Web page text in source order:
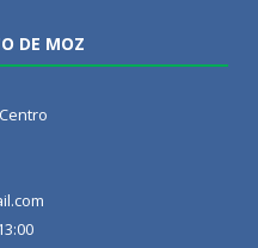
DE MOZ